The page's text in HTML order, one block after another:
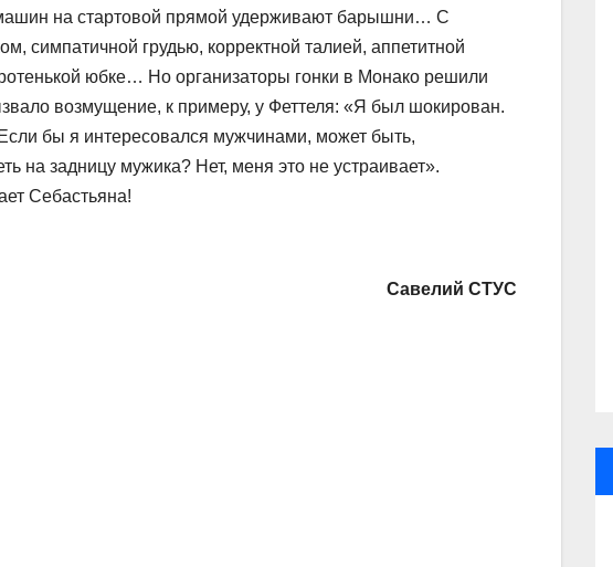
на стартовой прямой удерживают барышни… С
симпатичной грудью, корректной талией, аппетитной
юбке… Но организаторы гонки в Монако решили
возмущение, к примеру, у Феттеля: «Я был шокирован.
бы я интересовался мужчинами, может быть,
на задницу мужика? Нет, меня это не устраивает».
Себастьяна!
Савелий СТУС